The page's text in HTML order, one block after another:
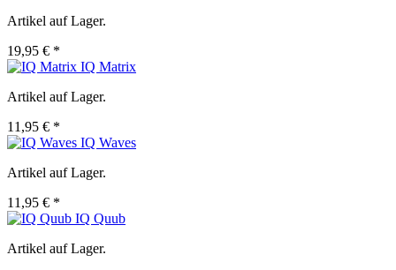
Artikel auf Lager.
19,95 € *
IQ Matrix
Artikel auf Lager.
11,95 € *
IQ Waves
Artikel auf Lager.
11,95 € *
IQ Quub
Artikel auf Lager.